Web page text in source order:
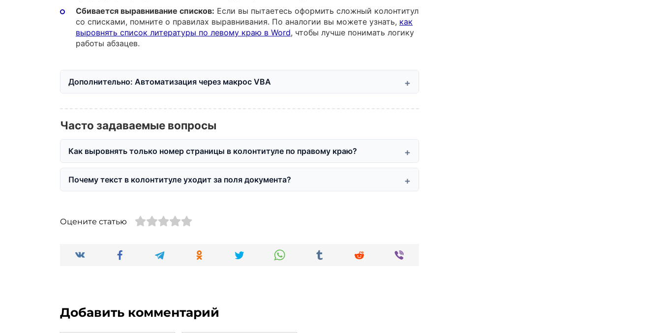
Сбивается выравнивание списков: Если вы пытаетесь оформить сложный колонтитул
со списками, помните о правилах выравнивания. По аналогии вы можете узнать, как
выровнять список литературы по левому краю в Word, чтобы лучше понимать логику
работы абзацев.
Дополнительно: Автоматизация через макрос VBA
Часто задаваемые вопросы
Как выровнять только номер страницы в колонтитуле по правому краю?
Почему текст в колонтитуле уходит за поля документа?
Оцените статью
Добавить комментарий